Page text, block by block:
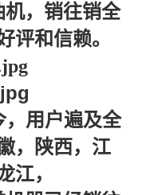
，销往销全
评和信赖。
，用户遍及全
，陕西，江
江，